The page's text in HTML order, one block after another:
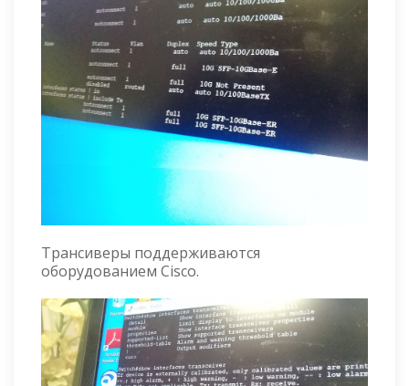
Трансиверы поддерживаются
оборудованием Cisco.